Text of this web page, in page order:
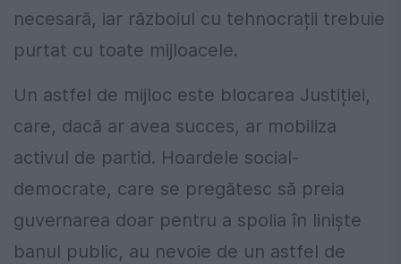
necesară, iar războiul cu tehnocrații trebuie
purtat cu toate mijloacele.
Un astfel de mijloc este blocarea Justiției,
care, dacă ar avea succes, ar mobiliza
activul de partid. Hoardele social-
democrate, care se pregătesc să preia
guvernarea doar pentru a spolia în liniște
banul public, au nevoie de un astfel de